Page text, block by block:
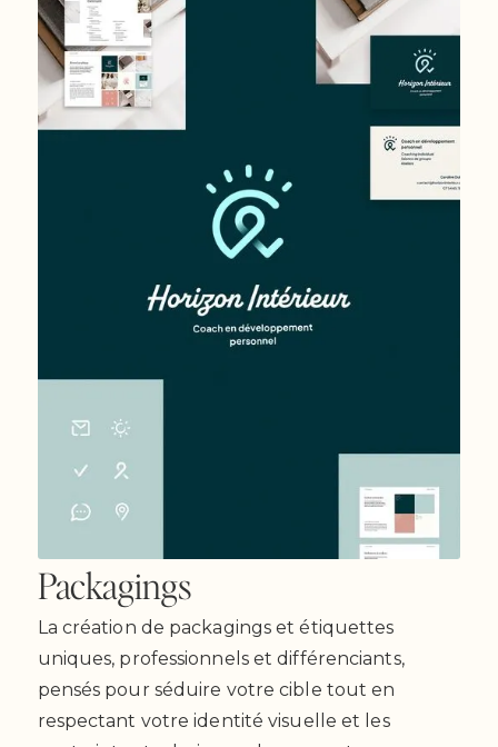
Packagings
La création de packagings et étiquettes
uniques, professionnels et différenciants,
pensés pour séduire votre cible tout en
respectant votre identité visuelle et les